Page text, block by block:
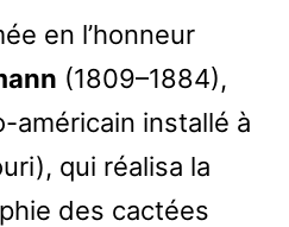
en l’honneur
(1809–1884),
américain installé à
qui réalisa la
des cactées